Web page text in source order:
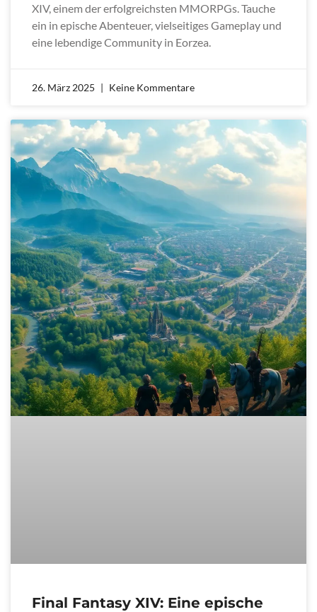
XIV, einem der erfolgreichsten MMORPGs. Tauche
ein in epische Abenteuer, vielseitiges Gameplay und
eine lebendige Community in Eorzea.
26. März 2025 Keine Kommentare
Final Fantasy XIV: Eine epische